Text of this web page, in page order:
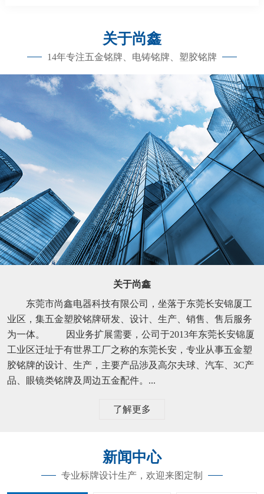
关于尚鑫
14年专注五金铭牌、电铸铭牌、塑胶铭牌
关于尚鑫
东莞市尚鑫电器科技有限公司，坐落于东莞长安锦厦工
业区，集五金塑胶铭牌研发、设计、生产、销售、售后服务
为一体。 因业务扩展需要，公司于2013年东莞长安锦厦
工业区迁址于有世界工厂之称的东莞长安，专业从事五金塑
胶铭牌的设计、生产，主要产品涉及高尔夫球、汽车、3C产
品、眼镜类铭牌及周边五金配件。...
了解更多
新闻中心
专业标牌设计生产，欢迎来图定制